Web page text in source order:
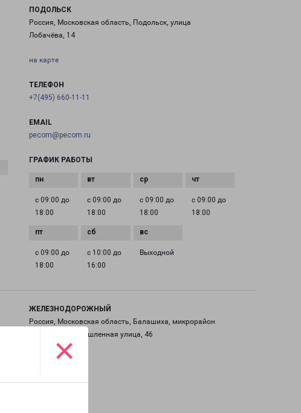
×
ПОДОЛЬСК
Россия, Московская область, Подольск, улица
Лобачёва, 14
на карте
ТЕЛЕФОН
+7(495) 660-11-11
EMAIL
pecom@pecom.ru
ГРАФИК РАБОТЫ
с 09:00 до
18:00
с 09:00 до
18:00
с 09:00 до
18:00
с 09:00 до
18:00
с 09:00 до
18:00
с 10:00 до
16:00
Выходной
ЖЕЛЕЗНОДОРОЖНЫЙ
Россия, Московская область, Балашиха, микрорайон
Саввино, Промышленная улица, 46
на карте
ТЕЛЕФОН